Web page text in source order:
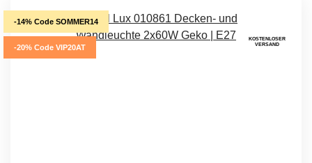
-14% Code SOMMER14
-20% Code VIP20AT
KOSTENLOSER
VERSAND